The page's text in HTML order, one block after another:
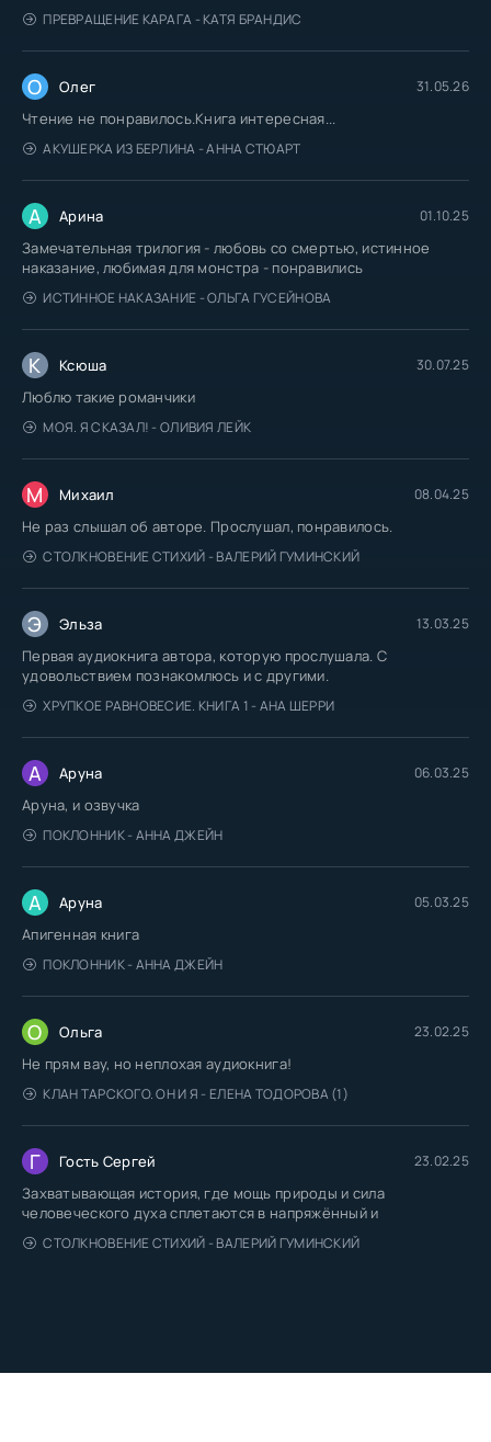
ПРЕВРАЩЕНИЕ КАРАГА - КАТЯ БРАНДИС
О Олег 31.05.26
Чтение не понравилось.Книга интересная...
АКУШЕРКА ИЗ БЕРЛИНА - АННА СТЮАРТ
А Арина 01.10.25
Замечательная трилогия - любовь со смертью, истинное
наказание, любимая для монстра - понравились
ИСТИННОЕ НАКАЗАНИЕ - ОЛЬГА ГУСЕЙНОВА
К Ксюша 30.07.25
Люблю такие романчики
МОЯ. Я СКАЗАЛ! - ОЛИВИЯ ЛЕЙК
М Михаил 08.04.25
Не раз слышал об авторе. Прослушал, понравилось.
СТОЛКНОВЕНИЕ СТИХИЙ - ВАЛЕРИЙ ГУМИНСКИЙ
Э Эльза 13.03.25
Первая аудиокнига автора, которую прослушала. С
удовольствием познакомлюсь и с другими.
ХРУПКОЕ РАВНОВЕСИЕ. КНИГА 1 - АНА ШЕРРИ
А Аруна 06.03.25
Аруна, и озвучка
ПОКЛОННИК - АННА ДЖЕЙН
А Аруна 05.03.25
Апигенная книга
ПОКЛОННИК - АННА ДЖЕЙН
О Ольга 23.02.25
Не прям вау, но неплохая аудиокнига!
КЛАН ТАРСКОГО. ОН И Я - ЕЛЕНА ТОДОРОВА (1)
Г Гость Сергей 23.02.25
Захватывающая история, где мощь природы и сила
человеческого духа сплетаются в напряжённый и
СТОЛКНОВЕНИЕ СТИХИЙ - ВАЛЕРИЙ ГУМИНСКИЙ